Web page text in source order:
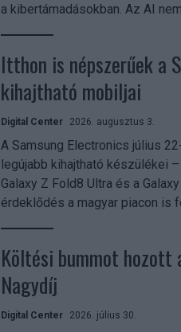
a kibertámadásokban. Az AI
Itthon is népszerűek a
kihajtható mobiljai
Digital Center 2026. augusztus 3.
A Samsung Electronics július
legújabb kihajtható készülékei –
Galaxy Z Fold8 Ultra és a
érdeklődés a magyar piacon is
Költési bummot hozott
Nagydíj
Digital Center 2026. július 30.